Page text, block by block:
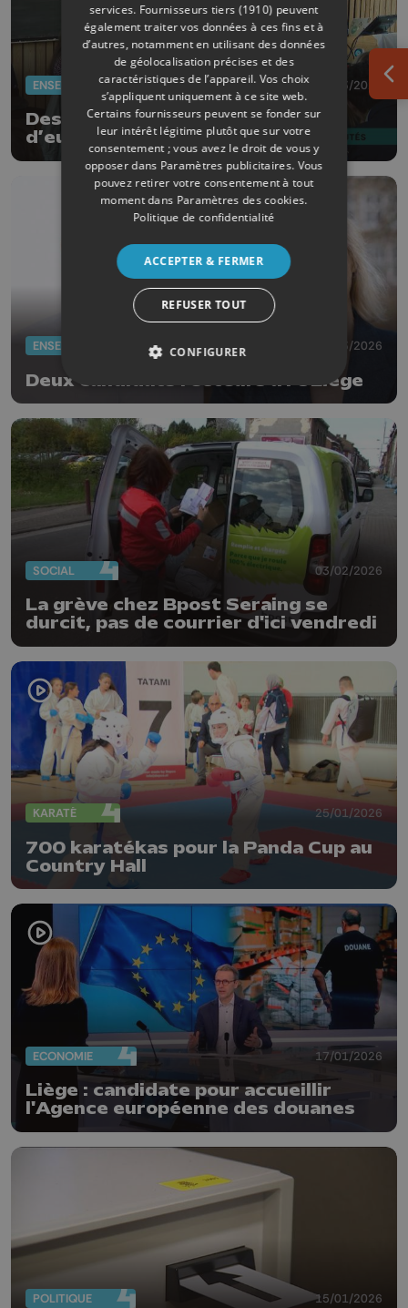
ENSEIGNEMENT 21/03/2026
Des étudiants dans la peau
d’eurodéputés
11/03/2026
Deux candidats recteurs à l'ULiège
SOCIAL 03/02/2026
La grève chez Bpost Seraing se
durcit, pas de courrier d'ici vendredi
KARATÉ 25/01/2026
700 karatékas pour la Panda Cup au
Country Hall
ECONOMIE 17/01/2026
Liège : candidate pour accueillir
l'Agence européenne des douanes
POLITIQUE 15/01/2026
services. Fournisseurs tiers (1910) peuvent
également traiter vos données à ces fins et à
d’autres, notamment en utilisant des données
de géolocalisation précises et des
caractéristiques de l’appareil. Vos choix
s’appliquent uniquement à ce site web.
Certains fournisseurs peuvent se fonder sur
leur intérêt légitime plutôt que sur votre
consentement ; vous avez le droit de vous y
opposer dans Paramètres publicitaires. Vous
pouvez retirer votre consentement à tout
moment dans Paramètres des cookies.
Politique de confidentialité
ACCEPTER & FERMER
REFUSER TOUT
CONFIGURER